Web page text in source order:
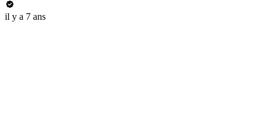
il y a 7 ans